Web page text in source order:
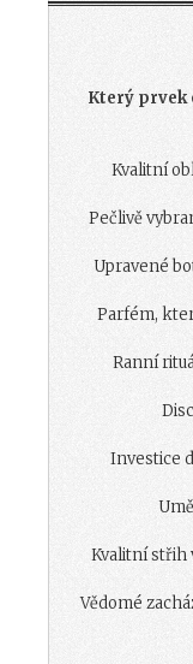
Který prvek
Kvalitní
Pečlivě
Upravené
Parfém,
Ranní
Investice
Kvalitní střih
Vědomé